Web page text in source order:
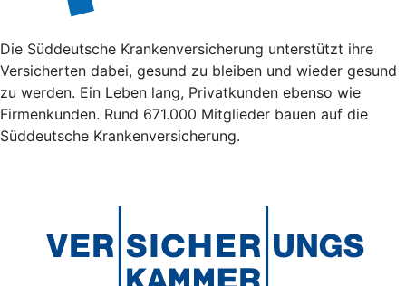
Die Süddeutsche Krankenversicherung unterstützt ihre
Versicherten dabei, gesund zu bleiben und wieder gesund
zu werden. Ein Leben lang, Privatkunden ebenso wie
Firmenkunden. Rund 671.000 Mitglieder bauen auf die
Süddeutsche Krankenversicherung.